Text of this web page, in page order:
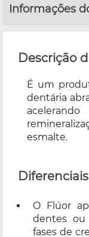
Informações
Descrição
É um
dentária
esmalte.
O Flúor
dentes ou
fases de